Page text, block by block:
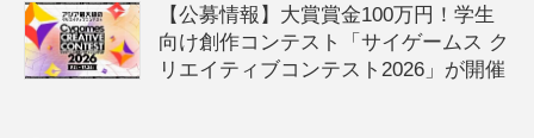
【公募情報】大賞賞金100万円！学生
向け創作コンテスト「サイゲームス ク
リエイティブコンテスト2026」が開催